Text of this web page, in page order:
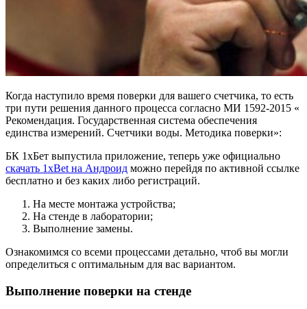
Когда наступило время поверки для вашего счетчика, то есть
три пути решения данного процесса согласно МИ 1592-2015 «
Рекомендация. Государственная система обеспечения
единства измерений. Счетчики воды. Методика поверки»:
БК 1хБет выпустила приложение, теперь уже официально
скачать 1xBet на Андроид можно перейдя по активной ссылке
бесплатно и без каких либо регистраций.
На месте монтажа устройства;
На стенде в лаборатории;
Выполнение замены.
Ознакомимся со всеми процессами детально, чтоб вы могли
определиться с оптимальным для вас вариантом.
Выполнение поверки на стенде